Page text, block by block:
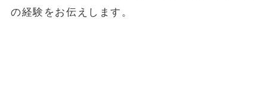
の経験をお伝えします。